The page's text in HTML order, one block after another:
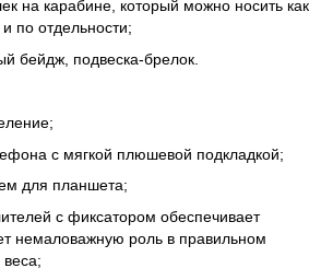
на карабине, который можно носить как
по отдельности;
бейдж, подвеска-брелок.
с мягкой плюшевой подкладкой;
для планшета;
с фиксатором обеспечивает
немаловажную роль в правильном